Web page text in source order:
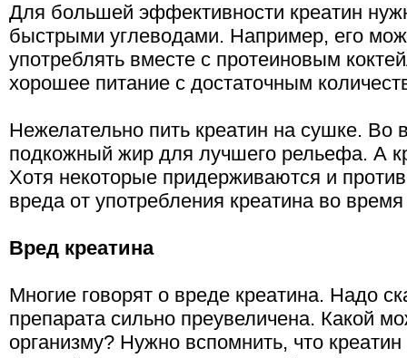
Для большей эффективности креатин
быстрыми углеводами. Например, его
употреблять вместе с протеиновым
хорошее питание с достаточным
Нежелательно пить креатин на сушке. Во
подкожный жир для лучшего рельефа. А
Хотя некоторые придерживаются и
вреда от употребления креатина во
Вред креатина
Многие говорят о вреде креатина. Надо
препарата сильно преувеличена. Какой
организму? Нужно вспомнить, что